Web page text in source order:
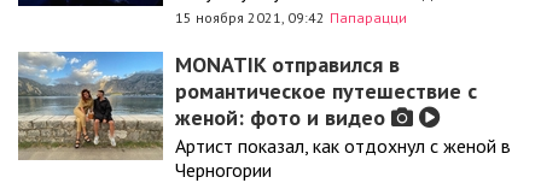
15 ноября 2021, 09:42 Папарацци
MONATIK отправился в
романтическое путешествие с
женой: фото и видео
Артист показал, как отдохнул с женой в
Черногории